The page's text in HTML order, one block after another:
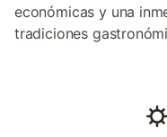
económicas y una
tradiciones